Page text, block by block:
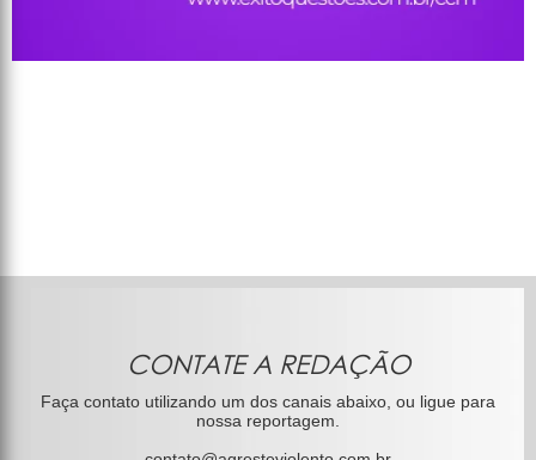
CONTATE A REDAÇÃO
Faça contato utilizando um dos canais abaixo, ou ligue para
nossa reportagem.